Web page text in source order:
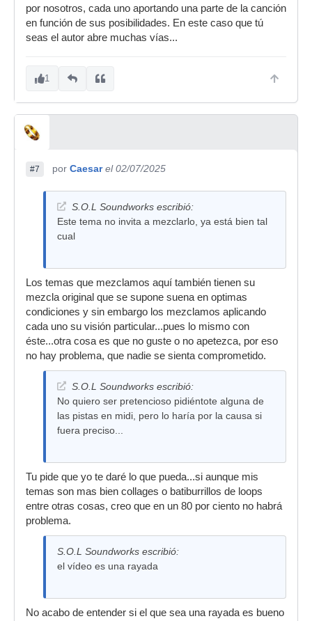
por nosotros, cada uno aportando una parte de la canción
en función de sus posibilidades. En este caso que tú
seas el autor abre muchas vías...
1
#7 por Caesar el 02/07/2025
S.O.L Soundworks escribió:
Este tema no invita a mezclarlo, ya está bien tal
cual
Los temas que mezclamos aquí también tienen su
mezcla original que se supone suena en optimas
condiciones y sin embargo los mezclamos aplicando
cada uno su visión particular...pues lo mismo con
éste...otra cosa es que no guste o no apetezca, por eso
no hay problema, que nadie se sienta comprometido.
S.O.L Soundworks escribió:
No quiero ser pretencioso pidiéntote alguna de
las pistas en midi, pero lo haría por la causa si
fuera preciso...
Tu pide que yo te daré lo que pueda...si aunque mis
temas son mas bien collages o batiburrillos de loops
entre otras cosas, creo que en un 80 por ciento no habrá
problema.
S.O.L Soundworks escribió:
el vídeo es una rayada
No acabo de entender si el que sea una rayada es bueno